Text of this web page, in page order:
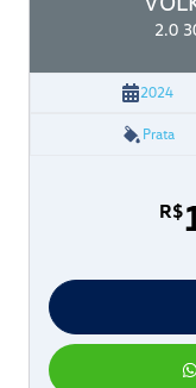
2.0
2024
Prata
R$